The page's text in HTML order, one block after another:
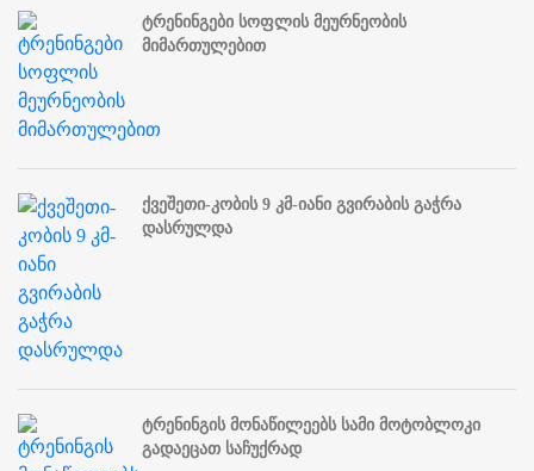
ტრენინგები სოფლის მეურნეობის
მიმართულებით
ქვეშეთი-კობის 9 კმ-იანი გვირაბის გაჭრა
დასრულდა
ტრენინგის მონაწილეებს სამი მოტობლოკი
გადაეცათ საჩუქრად